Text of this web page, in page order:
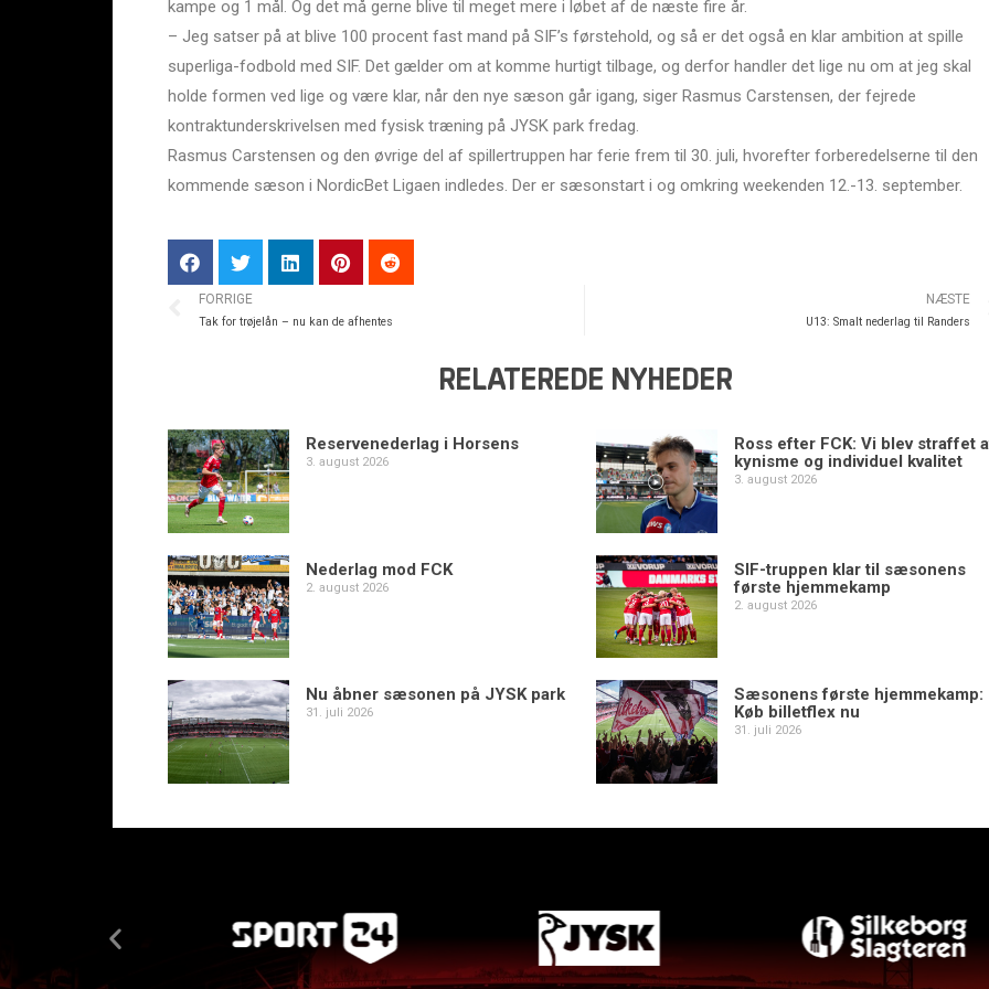
kampe og 1 mål. Og det må gerne blive til meget mere i løbet af de næste fire år.
– Jeg satser på at blive 100 procent fast mand på SIF’s førstehold, og så er det også en klar ambition at spille
superliga-fodbold med SIF. Det gælder om at komme hurtigt tilbage, og derfor handler det lige nu om at jeg skal
holde formen ved lige og være klar, når den nye sæson går igang, siger Rasmus Carstensen, der fejrede
kontraktunderskrivelsen med fysisk træning på JYSK park fredag.
Rasmus Carstensen og den øvrige del af spillertruppen har ferie frem til 30. juli, hvorefter forberedelserne til den
kommende sæson i NordicBet Ligaen indledes. Der er sæsonstart i og omkring weekenden 12.-13. september.
FORRIGE
Tak for trøjelån – nu kan de afhentes
NÆSTE
U13: Smalt nederlag til Randers
RELATEREDE NYHEDER
Reservenederlag i Horsens
3. august 2026
Ross efter FCK: Vi blev straffet
kynisme og individuel kvalitet
3. august 2026
Nederlag mod FCK
2. august 2026
SIF-truppen klar til sæsonens
første hjemmekamp
2. august 2026
Nu åbner sæsonen på JYSK park
31. juli 2026
Sæsonens første hjemmekamp:
Køb billetflex nu
31. juli 2026